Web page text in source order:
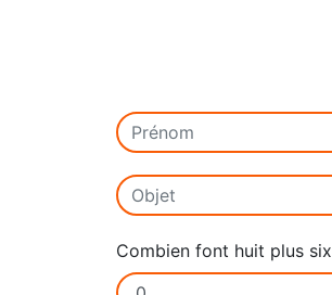
Combien font huit plus six